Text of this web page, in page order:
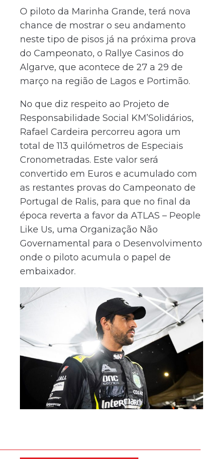
O piloto da Marinha Grande, terá nova
chance de mostrar o seu andamento
neste tipo de pisos já na próxima prova
do Campeonato, o Rallye Casinos do
Algarve, que acontece de 27 a 29 de
março na região de Lagos e Portimão.
No que diz respeito ao Projeto de
Responsabilidade Social KM’Solidários,
Rafael Cardeira percorreu agora um
total de 113 quilómetros de Especiais
Cronometradas. Este valor será
convertido em Euros e acumulado com
as restantes provas do Campeonato de
Portugal de Ralis, para que no final da
época reverta a favor da ATLAS – People
Like Us, uma Organização Não
Governamental para o Desenvolvimento
onde o piloto acumula o papel de
embaixador.